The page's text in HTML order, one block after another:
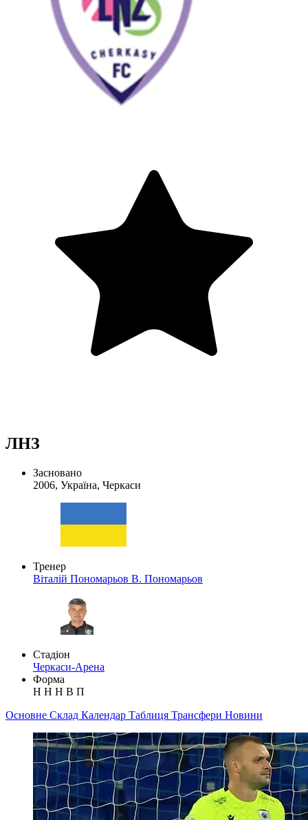
ЛНЗ
Засновано
2006, Україна, Черкаси
Тренер
Віталій Пономарьов В. Пономарьов
Стадіон
Черкаси-Арена
Форма
Н Н Н В П
Основне Склад Календар Таблиця Трансфери Новини